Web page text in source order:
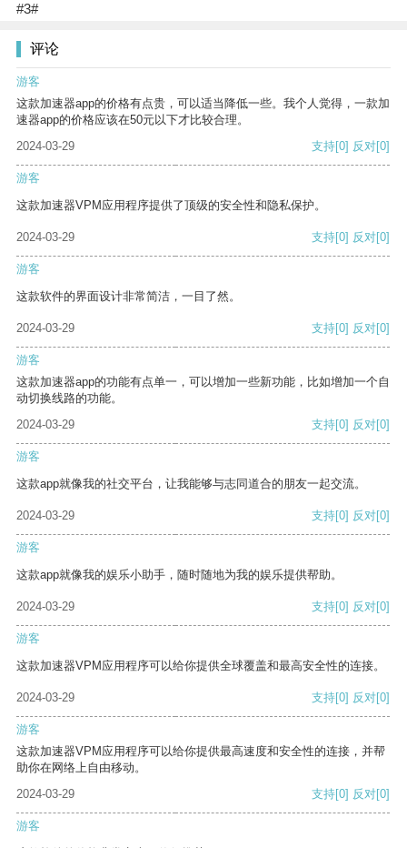
#3#
评论
游客
这款加速器app的价格有点贵，可以适当降低一些。我个人觉得，一款加
速器app的价格应该在50元以下才比较合理。
2024-03-29
支持[0] 反对[0]
游客
这款加速器VPM应用程序提供了顶级的安全性和隐私保护。
2024-03-29 支持[0] 反对[0]
游客
这款软件的界面设计非常简洁，一目了然。
2024-03-29 支持[0] 反对[0]
游客
这款加速器app的功能有点单一，可以增加一些新功能，比如增加一个自
动切换线路的功能。
2024-03-29
支持[0] 反对[0]
游客
这款app就像我的社交平台，让我能够与志同道合的朋友一起交流。
2024-03-29 支持[0] 反对[0]
游客
这款app就像我的娱乐小助手，随时随地为我的娱乐提供帮助。
2024-03-29 支持[0] 反对[0]
游客
这款加速器VPM应用程序可以给你提供全球覆盖和最高安全性的连接。
2024-03-29 支持[0] 反对[0]
游客
这款加速器VPM应用程序可以给你提供最高速度和安全性的连接，并帮
助你在网络上自由移动。
2024-03-29
支持[0] 反对[0]
游客